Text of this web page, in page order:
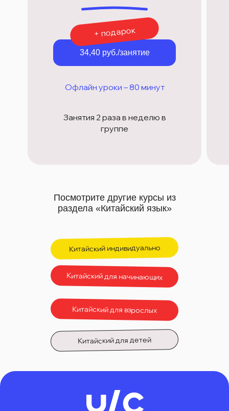
Офлайн уроки – 80 минут
Занятия 2 раза в неделю в
группе
34,40 руб./занятие
+ подарок
Посмотрите другие курсы из
раздела «Китайский язык»
Китайский для начинающих
Китайский для взрослых
Китайский индивидуально
Китайский для детей